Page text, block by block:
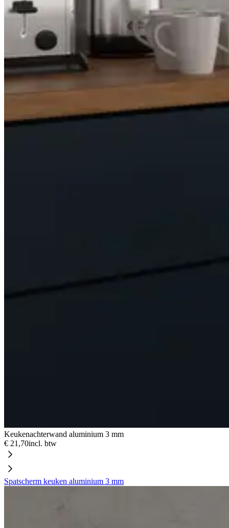
Keukenachterwand aluminium 3 mm
€ 21,70incl. btw
Spatscherm keuken aluminium 3 mm